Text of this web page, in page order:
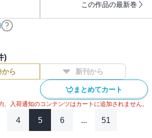
ーヒーがのめない』福田幸江＋吉城モカ＋川
フイズム』手原和憲●『ふろがーる！』片山
メですが！』ねむようこ●『させよエロイ
ゆねこ』吉田戦車●『村上海賊の娘』和田竜
コンセプト』ホイチョイ・プロ＊「週刊スピ
、紙版の付録、特典等は含まれません。
この作品の最新巻
)
から 新刊から
まとめてカート
入荷通知のコンテンツはカートに追加されません。
4 5 6 ... 51